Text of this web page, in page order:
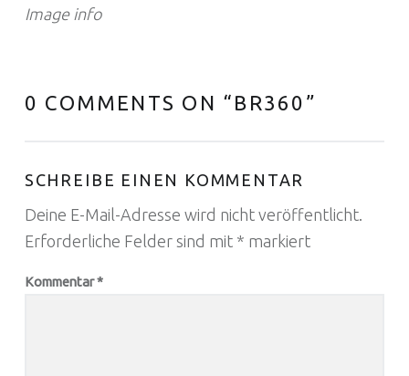
Image info
0 COMMENTS ON “ BR360 ”
SCHREIBE EINEN KOMMENTAR
Deine E-Mail-Adresse wird nicht veröffentlicht.
Erforderliche Felder sind mit * markiert
Kommentar*